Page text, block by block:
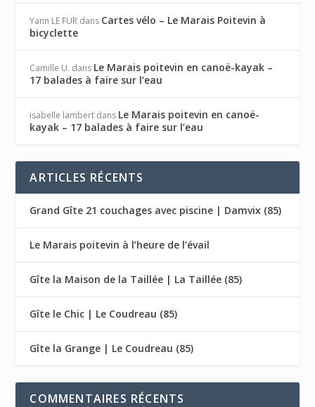
Yann LE FUR dans Cartes vélo – Le Marais Poitevin à
bicyclette
Camille U. dans Le Marais poitevin en canoë-kayak –
17 balades à faire sur l’eau
isabelle lambert dans Le Marais poitevin en canoë-
kayak – 17 balades à faire sur l’eau
ARTICLES RÉCENTS
Grand Gîte 21 couchages avec piscine | Damvix (85)
Le Marais poitevin à l’heure de l’évail
Gîte la Maison de la Taillée | La Taillée (85)
Gîte le Chic | Le Coudreau (85)
Gîte la Grange | Le Coudreau (85)
COMMENTAIRES RÉCENTS